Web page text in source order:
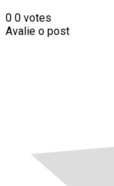
0 0 votes
Avalie o post